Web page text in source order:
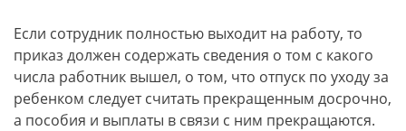
Если сотрудник полностью выходит на работу, то
приказ должен содержать сведения о том с какого
числа работник вышел, о том, что отпуск по уходу за
ребенком следует считать прекращенным досрочно,
а пособия и выплаты в связи с ним прекращаются.